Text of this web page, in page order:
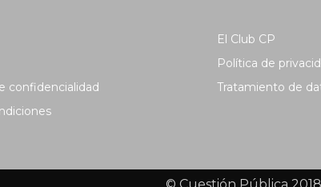
confidencialidad
El Club CP
Política de
Tratamiento de